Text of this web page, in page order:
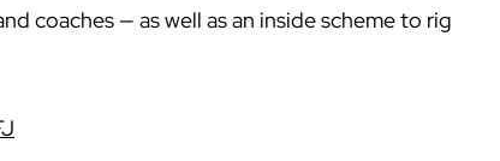
coaches — as well as an inside scheme to rig